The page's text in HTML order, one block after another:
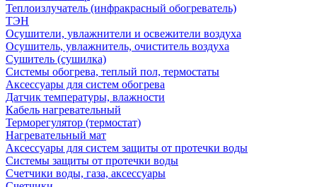
Теплоизлучатель (инфракрасный обогреватель)
ТЭН
Осушители, увлажнители и освежители воздуха
Осушитель, увлажнитель, очиститель воздуха
Сушитель (сушилка)
Системы обогрева, теплый пол, термостаты
Аксессуары для систем обогрева
Датчик температуры, влажности
Кабель нагревательный
Терморегулятор (термостат)
Нагревательный мат
Аксессуары для систем защиты от протечки воды
Системы защиты от протечки воды
Счетчики воды, газа, аксессуары